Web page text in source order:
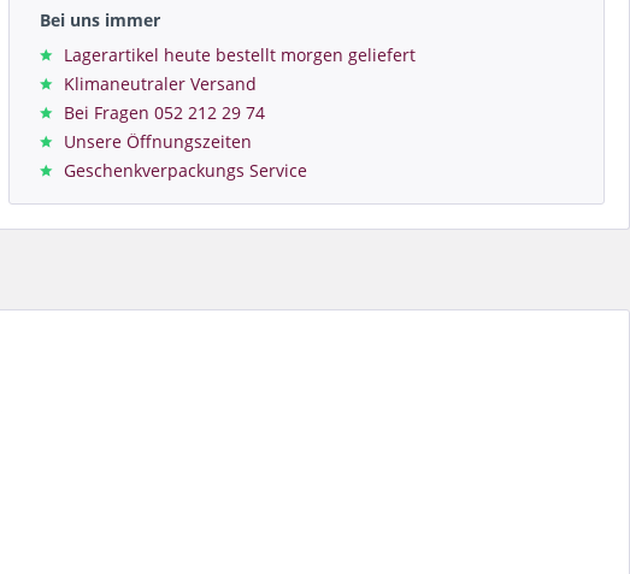
Bei uns immer
Lagerartikel heute bestellt morgen geliefert
Klimaneutraler Versand
Bei Fragen 052 212 29 74
Unsere Öffnungszeiten
Geschenkverpackungs Service